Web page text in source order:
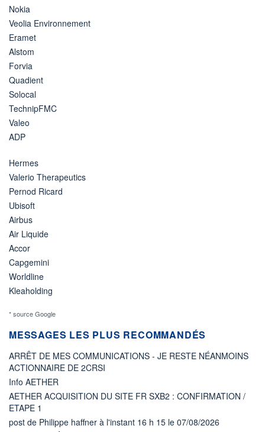
Nokia
Veolia Environnement
Eramet
Alstom
Forvia
Quadient
Solocal
TechnipFMC
Valeo
ADP
Hermes
Valerio Therapeutics
Pernod Ricard
Ubisoft
Airbus
Air Liquide
Accor
Capgemini
Worldline
Kleaholding
* source Google
MESSAGES LES PLUS RECOMMANDÉS
ARRÊT DE MES COMMUNICATIONS - JE RESTE NÉANMOINS
ACTIONNAIRE DE 2CRSI
Info AETHER
AETHER ACQUISITION DU SITE FR SXB2 : CONFIRMATION /
ETAPE 1
post de Philippe haffner à l'instant 16 h 15 le 07/08/2026